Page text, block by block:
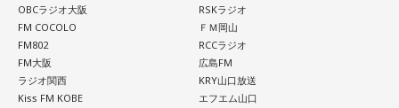
OBCラジオ大阪
FM COCOLO
FM802
FM大阪
ラジオ関西
Kiss FM KOBE
RSKラジオ
ＦＭ岡山
RCCラジオ
広島FM
KRY山口放送
エフエム山口